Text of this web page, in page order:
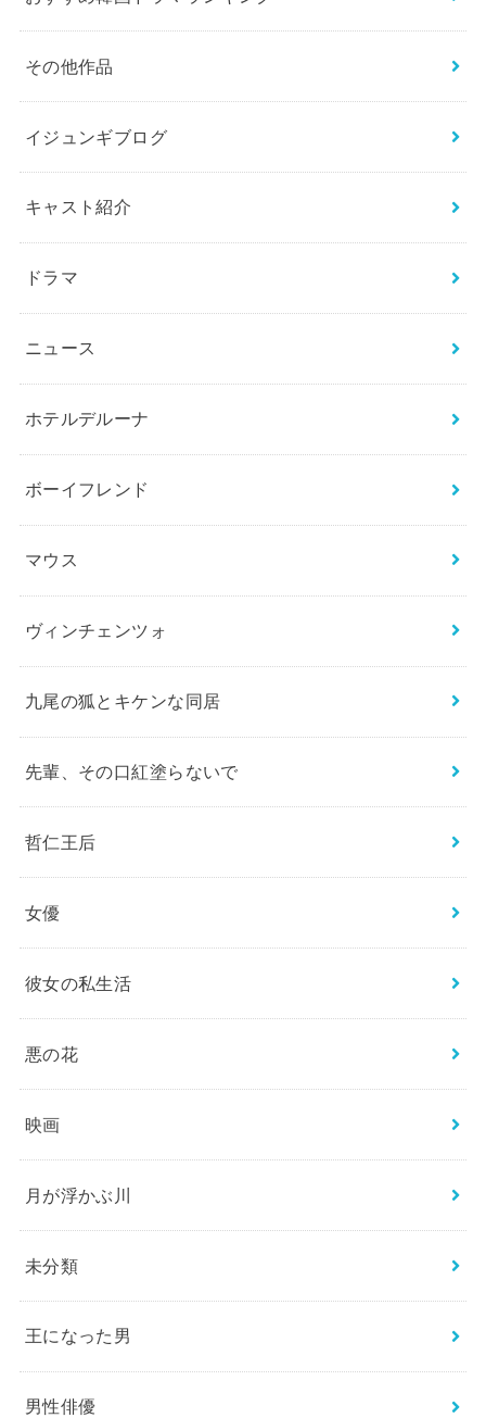
その他作品
イジュンギブログ
キャスト紹介
ドラマ
ニュース
ホテルデルーナ
ボーイフレンド
マウス
ヴィンチェンツォ
九尾の狐とキケンな同居
先輩、その口紅塗らないで
哲仁王后
女優
彼女の私生活
悪の花
映画
月が浮かぶ川
未分類
王になった男
男性俳優